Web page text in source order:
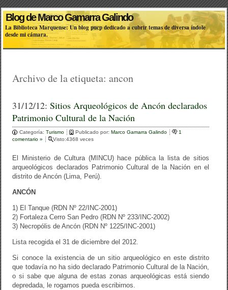
Blog de Marco Gamarra Galindo
La Biblioteca Marquense: Un blog pucp dedicado a cubrir temas de diversa índole
desde mi cámara.
Archivo de la etiqueta:ancon
31/12/12:Sitios Arqueológicos de Ancón declarados
Patrimonio Cultural de la Nación
Categoría:Turismo Publicado por:Marco Gamarra Galindo
1
comentario »
Visto:4368 veces
El Ministerio de Cultura (MINCU) hace pública la lista de sitios
arqueológicos declarados Patrimonio Cultural de la Nación en el
distrito de Ancón (Lima, Perú).
ANCÓN
1) El Tanque (RDN Nº 22/INC-2001)
2) Fortaleza Cerro San Pedro (RDN Nº 233/INC-2002)
3) Necropólis de Ancón (RDN Nº 1225/INC-2001)
Lista recogida el 31 de diciembre del 2012.
Si conoce la existencia de un sitio arqueológico en este distrito
que todavía no ha sido declarado Patrimonio Cultural de la Nación,
o si sabe que alguna de estas zonas arqueológicas está siendo
depredada, le rogamos pueda escribirnos.